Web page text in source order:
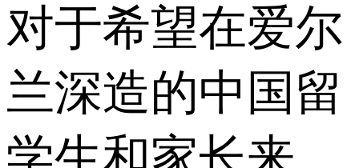
对于希望在爱尔
兰深造的中国留
学生和家长来